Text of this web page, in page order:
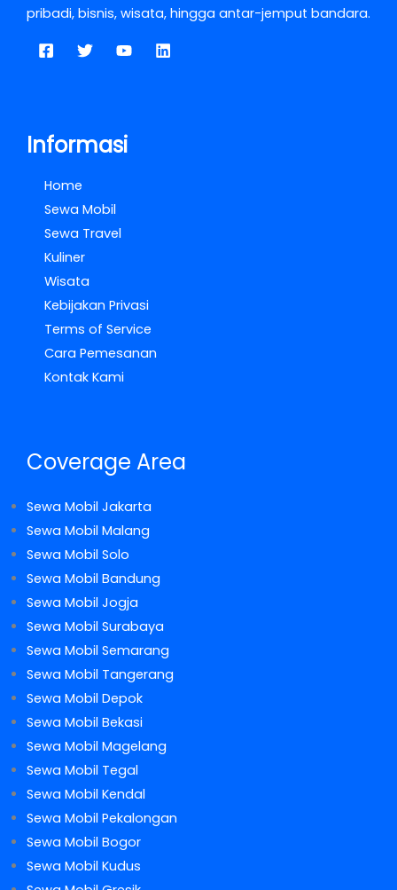
pribadi, bisnis, wisata, hingga antar-jemput bandara.
Informasi
Home
Sewa Mobil
Sewa Travel
Kuliner
Wisata
Kebijakan Privasi
Terms of Service
Cara Pemesanan
Kontak Kami
Coverage Area
Sewa Mobil Jakarta
Sewa Mobil Malang
Sewa Mobil Solo
Sewa Mobil Bandung
Sewa Mobil Jogja
Sewa Mobil Surabaya
Sewa Mobil Semarang
Sewa Mobil Tangerang
Sewa Mobil Depok
Sewa Mobil Bekasi
Sewa Mobil Magelang
Sewa Mobil Tegal
Sewa Mobil Kendal
Sewa Mobil Pekalongan
Sewa Mobil Bogor
Sewa Mobil Kudus